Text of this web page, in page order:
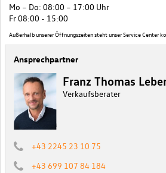
Mo – Do: 08:00 – 17:00 Uhr
Fr 08:00 - 15:00
Außerhalb unserer Öffnungszeiten steht unser Service Center
Ansprechpartner
Franz Thomas
Verkaufsberater
+43 2245 23 10 75
+43 699 107 84 184